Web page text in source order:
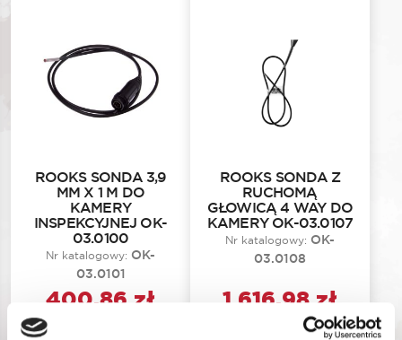
ROOKS SONDA 3,9
MM X 1 M DO
KAMERY
INSPEKCYJNEJ OK-
03.0100
Nr katalogowy: OK-
03.0101
400,86 zł
Najniższa cena promocyjna
w ciągu ostatnich 30 dni:
ROOKS SONDA Z
RUCHOMĄ
GŁOWICĄ 4 WAY DO
KAMERY OK-03.0107
Nr katalogowy: OK-
03.0108
1 616,98 zł
Najniższa cena promocyjna
w ciągu ostatnich 30 dni:1